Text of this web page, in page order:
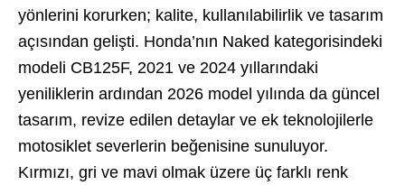
yönlerini korurken; kalite, kullanılabilirlik ve tasarım
açısından gelişti. Honda’nın Naked kategorisindeki
modeli CB125F, 2021 ve 2024 yıllarındaki
yeniliklerin ardından 2026 model yılında da güncel
tasarım, revize edilen detaylar ve ek teknolojilerle
motosiklet severlerin beğenisine sunuluyor.
Kırmızı, gri ve mavi olmak üzere üç farklı renk